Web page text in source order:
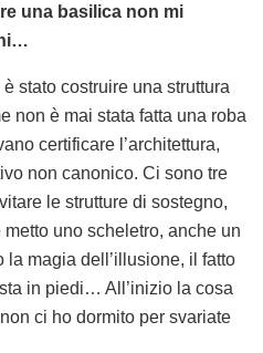
una basilica non mi
stato costruire una struttura
non è mai stata fatta una roba
certificare l’architettura,
non canonico. Ci sono tre
le strutture di sostegno,
uno scheletro, anche un
magia dell’illusione, il fatto
in piedi… All’inizio la cosa
ci ho dormito per svariate